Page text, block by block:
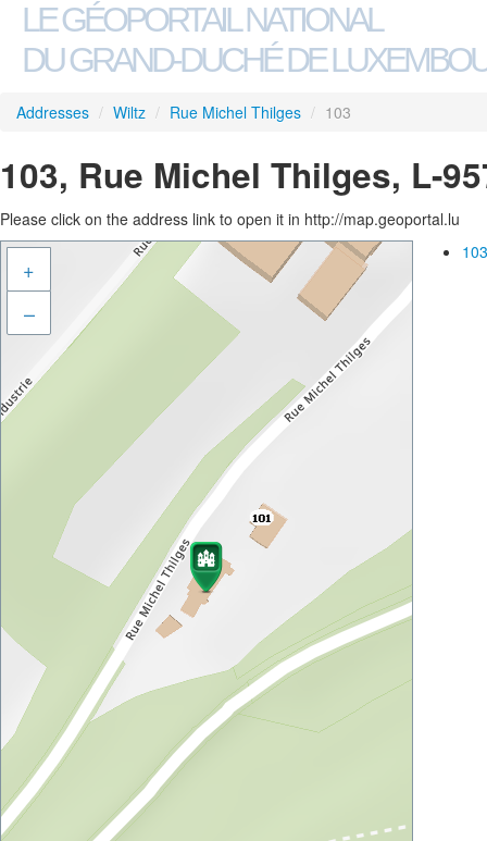
LE GÉOPORTAIL NATIONAL
DU GRAND-DUCHÉ DE
Addresses / Wiltz / Rue Michel Thilges / 103
103, Rue Michel Thilges, L-
Please click on the address link to open it in http://map.geoportal.lu
+
–